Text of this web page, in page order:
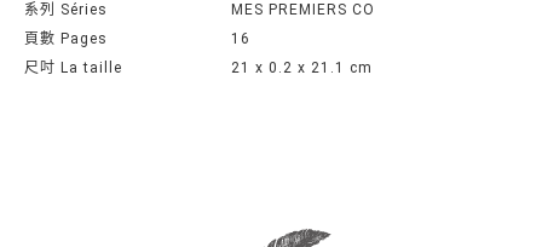
系列 Séries
MES PREMIERS CO
頁數 Pages
16
尺吋 La taille
21 x 0.2 x 21.1 cm